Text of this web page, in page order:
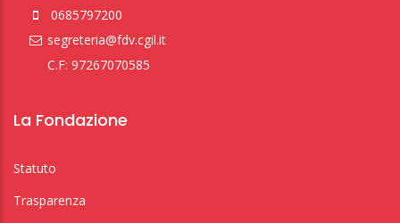
0685797200
segreteria@fdv.cgil.it
C.F: 97267070585
La Fondazione
Statuto
Trasparenza